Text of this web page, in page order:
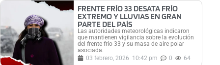
FRENTE FRÍO 33 DESATA FRÍO
EXTREMO Y LLUVIAS EN GRAN
PARTE DEL PAÍS
Las autoridades meteorológicas indicaron
que mantienen vigilancia sobre la evolución
del frente frío 33 y su masa de aire polar
asociada.
03 febrero, 2026 10:42 pm 0 64